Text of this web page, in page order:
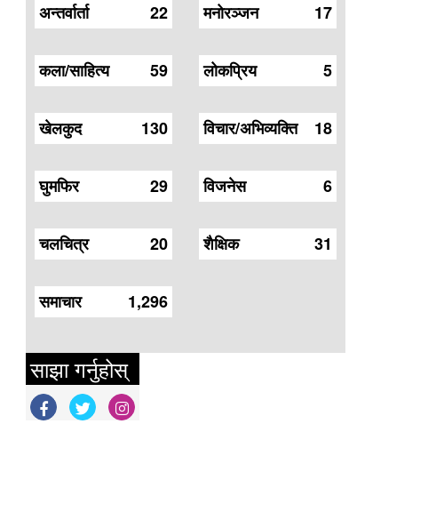
22
अन्तर्वार्ता
59
कला/साहित्य
130
खेलकुद
29
घुमफिर
20
चलचित्र
17
मनोरञ्जन
5
लोकप्रिय
18
विचार/अभिव्यक्ति
6
विजनेस
31
शैक्षिक
1,296
समाचार
साझा गर्नुहोस्